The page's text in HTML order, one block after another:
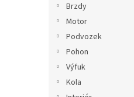
Brzdy
Motor
Podvozek
Pohon
Výfuk
Kola